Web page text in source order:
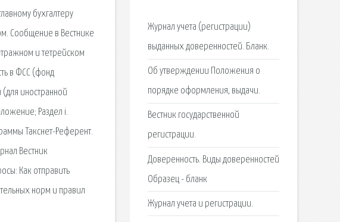
бухгалтеру
Сообщение в Вестнике
и тетрейском
в ФСС (фонд
иностранной
Раздел i.
Такснет-Референт.
Вестник
Как отправить
норм и правил
Журнал учета (регистрации)
выданных доверенностей. Бланк.
Об утверждении Положения о
порядке оформления, выдачи.
Вестник государственной
регистрации.
Доверенность. Виды доверенностей
Образец - бланк
Журнал учета и регистрации.